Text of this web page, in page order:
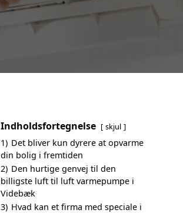
Indholdsfortegnelse skjul
1) Det bliver kun dyrere at opvarme
din bolig i fremtiden
2) Den hurtige genvej til den
billigste luft til luft varmepumpe i
Videbæk
3) Hvad kan et firma med speciale i